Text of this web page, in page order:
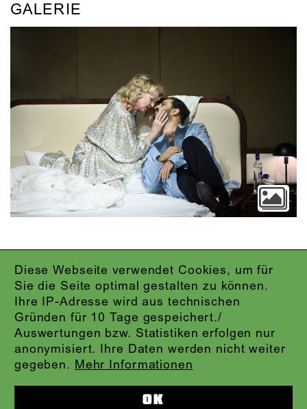
Diese Webseite verwendet Cookies, um für
Sie die Seite optimal gestalten zu können.
Ihre IP-Adresse wird aus technischen
Gründen für 10 Tage gespeichert./
Auswertungen bzw. Statistiken erfolgen nur
anonymisiert. Ihre Daten werden nicht weiter
gegeben. Mehr Informationen
OK
GALERIE
IMPRESSUM
DATENSCHUTZ
AGB
KONTAKT
ABO-LOGIN
PRESSE